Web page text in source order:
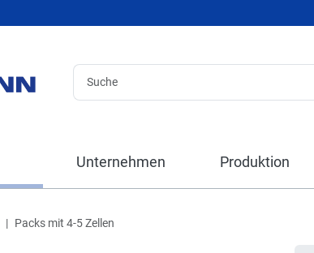
Unternehmen Produktion
Packs mit 4-5 Zellen